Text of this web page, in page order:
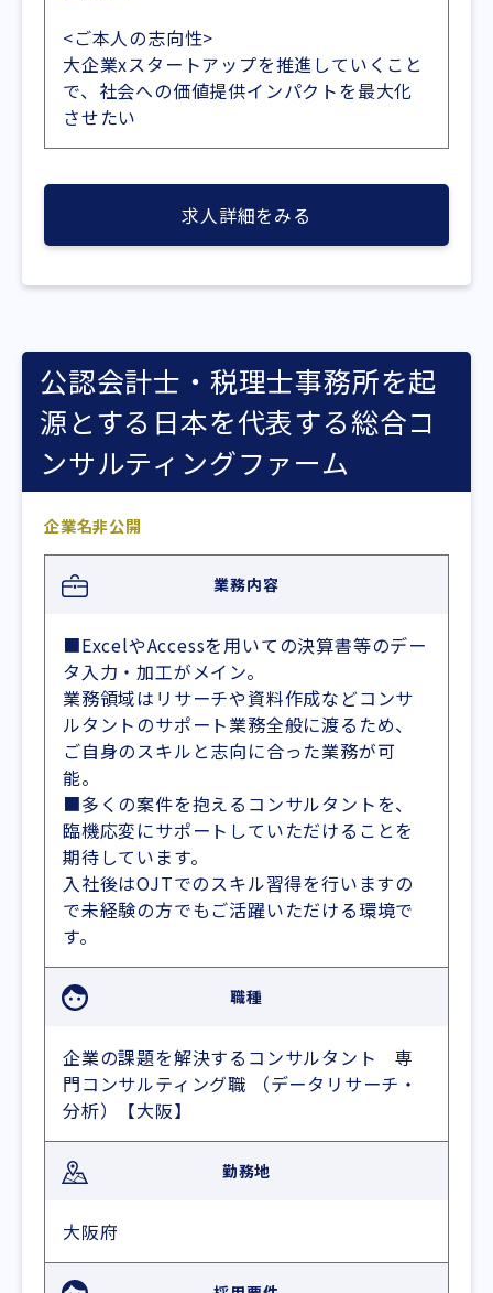
<ご本人の志向性>
大企業xスタートアップを推進していくこと
で、社会への価値提供インパクトを最大化
させたい
求人詳細をみる
公認会計士・税理士事務所を起
源とする日本を代表する総合コ
ンサルティングファーム
企業名非公開
業務内容
■ExcelやAccessを用いての決算書等のデー
タ入力・加工がメイン。
業務領域はリサーチや資料作成などコンサ
ルタントのサポート業務全般に渡るため、
ご自身のスキルと志向に合った業務が可
能。
■多くの案件を抱えるコンサルタントを、
臨機応変にサポートしていただけることを
期待しています。
入社後はOJTでのスキル習得を行いますの
で未経験の方でもご活躍いただける環境で
す。
職種
企業の課題を解決するコンサルタント 専
門コンサルティング職 （データリサーチ・
分析）【大阪】
勤務地
大阪府